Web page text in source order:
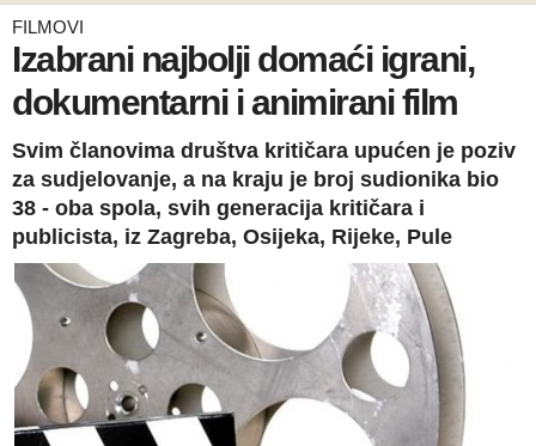
FILMOVI
Izabrani najbolji domaći igrani,
dokumentarni i animirani film
Svim članovima društva kritičara upućen je poziv
za sudjelovanje, a na kraju je broj sudionika bio
38 - oba spola, svih generacija kritičara i
publicista, iz Zagreba, Osijeka, Rijeke, Pule